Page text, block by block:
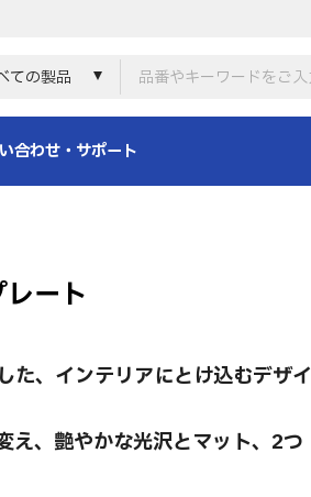
ての製品
合わせ・サポート
ート
た、インテリアにとけ込むデザイ
え、艶やかな光沢とマット、2つ